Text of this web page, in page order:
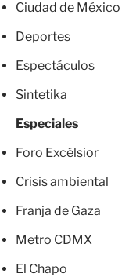
Ciudad de México
Deportes
Espectáculos
Sintetika
Especiales
Foro Excélsior
Crisis ambiental
Franja de Gaza
Metro CDMX
El Chapo